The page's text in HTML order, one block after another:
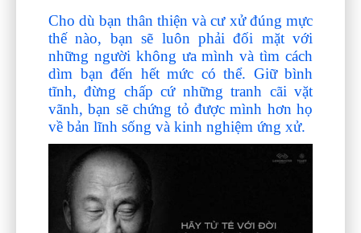
Cho dù bạn thân thiện và cư xử đúng mực
thế nào, bạn sẽ luôn phải đối mặt với
những người không ưa mình và tìm cách
dìm bạn đến hết mức có thể. Giữ bình
tĩnh, đừng chấp cứ những tranh cãi vặt
vãnh, bạn sẽ chứng tỏ được mình hơn họ
về bản lĩnh sống và kinh nghiệm ứng xử.